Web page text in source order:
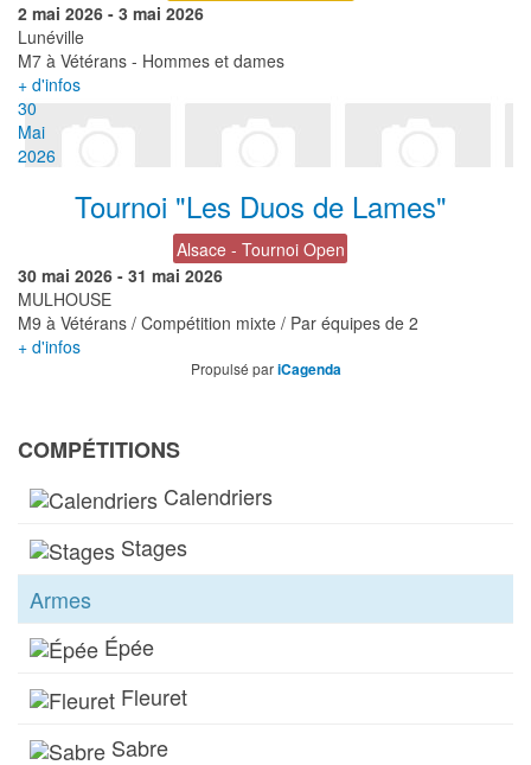
2 mai 2026 - 3 mai 2026
Lunéville
M7 à Vétérans - Hommes et dames
+ d'infos
30
Mai
2026
Tournoi "Les Duos de Lames"
Alsace - Tournoi Open
30 mai 2026 - 31 mai 2026
MULHOUSE
M9 à Vétérans / Compétition mixte / Par équipes de 2
+ d'infos
Propulsé pariCagenda
COMPÉTITIONS
Calendriers
Stages
Armes
Épée
Fleuret
Sabre